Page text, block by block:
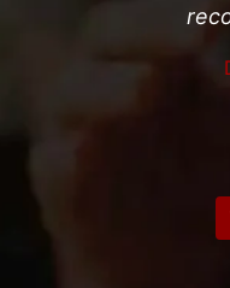
Cet
réalisé